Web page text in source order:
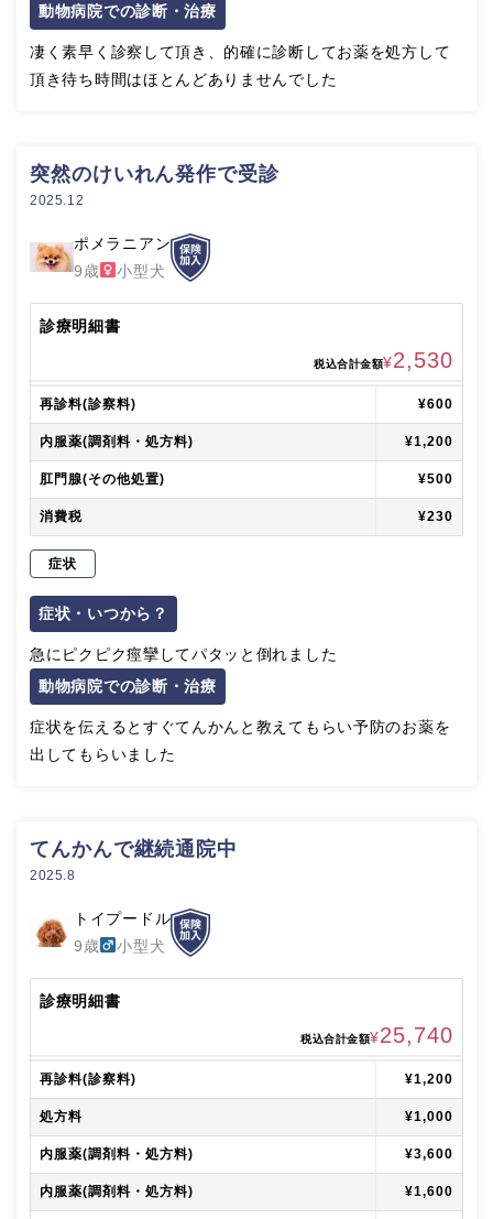
動物病院での診断・治療
凄く素早く診察して頂き、的確に診断してお薬を処方して
頂き待ち時間はほとんどありませんでした
突然のけいれん発作で受診
2025.12
ポメラニアン
9歳
小型犬
診療明細書
税込合計金額¥2,530
再診料(診察料) ¥600
内服薬(調剤料・処方料) ¥1,200
肛門腺(その他処置) ¥500
消費税 ¥230
症状
症状・いつから？
急にピクピク痙攣してパタッと倒れました
動物病院での診断・治療
症状を伝えるとすぐてんかんと教えてもらい予防のお薬を
出してもらいました
てんかんで継続通院中
2025.8
トイプードル
9歳
小型犬
診療明細書
税込合計金額¥25,740
再診料(診察料) ¥1,200
処方料 ¥1,000
内服薬(調剤料・処方料) ¥3,600
内服薬(調剤料・処方料) ¥1,600